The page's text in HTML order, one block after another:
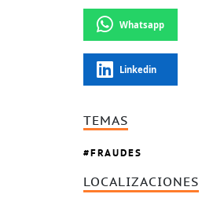
Whatsapp
Linkedin
TEMAS
FRAUDES
LOCALIZACIONES